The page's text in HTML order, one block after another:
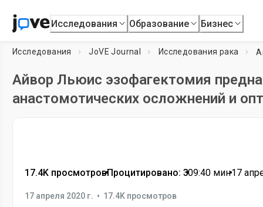
Исследования Образование Бизнес
Исследования JoVE Journal Исследования рака
Айвор Льюис эзофагектомия
анастомотических осложнений и
17.4K просмотров•Процитировано: 3•09:40 мин•17
17 апреля 2020 г. • 17.4K просмотров